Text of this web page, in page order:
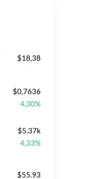
$18,38
$0,7636
4,30%
$5.37k
4,33%
$55.93